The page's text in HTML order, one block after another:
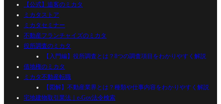
【公式】追客のミカタ
ミカタストア
ミカタセミナー
不動産フランチャイズのミカタ
役所調査のミカタ
【入門編】役所調査とは？8つの調査項目をわかりやすく解説
借地権のミカタ
ミカタ不動産転職
【図解】不動産業界とは？種類や仕事内容をわかりやすく解説
宅地建物取引業法｜e-Gov法令検索